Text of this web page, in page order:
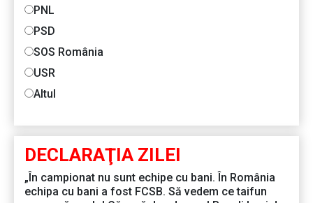
PNL
PSD
SOS România
USR
Altul
DECLARAŢIA ZILEI
„În campionat nu sunt echipe cu bani. În România
echipa cu bani a fost FCSB. Să vedem ce taifun